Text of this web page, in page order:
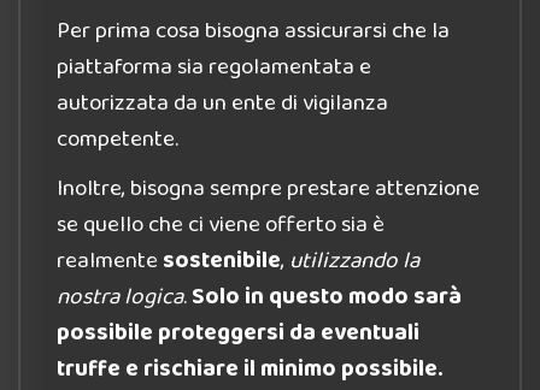
Per prima cosa bisogna assicurarsi che la
piattaforma sia regolamentata e
autorizzata da un ente di vigilanza
competente.
Inoltre, bisogna sempre prestare attenzione
se quello che ci viene offerto sia è
realmente sostenibile, utilizzando la
nostra logica.Solo in questo modo sarà
possibile proteggersi da eventuali
truffe e rischiare il minimo possibile.